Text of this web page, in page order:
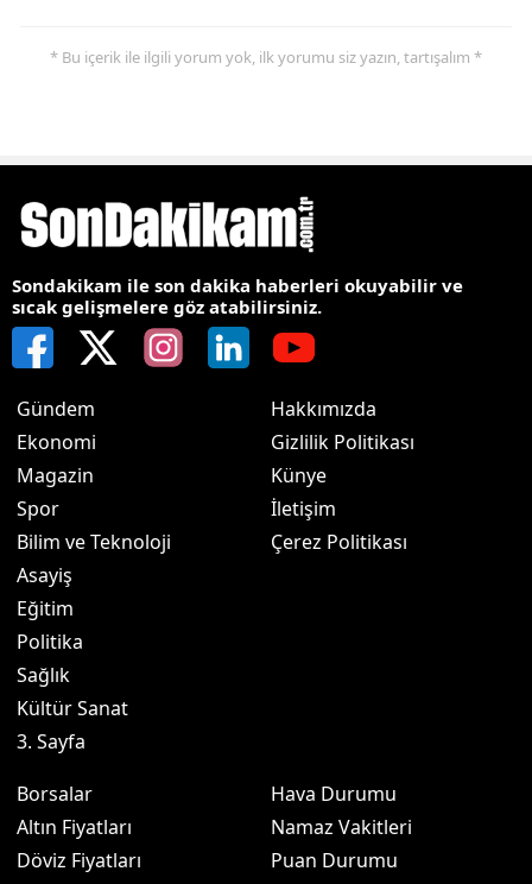
* Bu içerik ile ilgili yorum yok, ilk yorumu siz yazın, tartışalım *
Sondakikam ile son dakika haberleri okuyabilir ve
sıcak gelişmelere göz atabilirsiniz.
Gündem
Ekonomi
Magazin
Spor
Bilim ve Teknoloji
Asayiş
Eğitim
Politika
Sağlık
Kültür Sanat
3. Sayfa
Hakkımızda
Gizlilik Politikası
Künye
İletişim
Çerez Politikası
Borsalar
Altın Fiyatları
Döviz Fiyatları
Hava Durumu
Namaz Vakitleri
Puan Durumu